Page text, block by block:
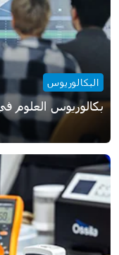
البكالوريوس
بكالوريوس العلوم